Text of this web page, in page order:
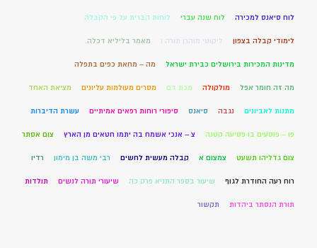
לוח סיאנס למכירה לוח שנה עברי לוחות הברית על פי הקבלה
לימודי קבלה בצפון ליקוטי מוהרן תורה ו מאמר בליליא דכלה.
מדינות המכירות בירושלים כבירת ישראל מה – מחאת כפים בתפלה
מה זה חומר אפל מולקולה מכת דם מסרים מעולמות עליונים מציאת האחד
מתנות לאביונים נגבה סיאנס סיפורי רוחות רפאים אמיתיים עשרת הדיברות
פו – פוסעים בו פסיעה קטנה צ – אנכי אשמח בה יתמו חטאים מן הארץ צום אסתר
צום גדליהו תשעט צמצום א קבלה מעשית לחשים רבי משה בן מימון רדיו
רוח רעה החודרת לגוף שיעור בספר התניא פרק כה שיעורי תורה לנשים תולדות
תורת הנסתר ביהדות תקשור